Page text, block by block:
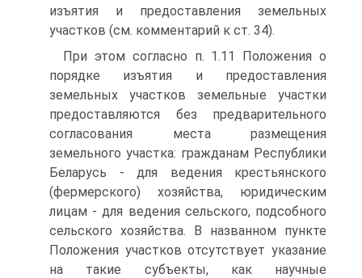
изъя­тия и предоставления земельных
участков (см. комментарий к ст. 34).
При этом согласно п. 1.11 Положения о
порядке изъятия и предоставления
земельных участков земельные участки
предос­тавляются без предварительного
согласования места размеще­ния
земельного участка: гражданам Республики
Беларусь - для ведения крестьянского
(фермерского) хозяйства, юридическим
лицам - для ведения сельского, подсобного
сельского хозяй­ства. В названном пункте
Положения участков отсутствует ука­зание
на такие субъекты, как научные